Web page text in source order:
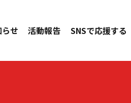
せ 活動報告 SNSで応援する